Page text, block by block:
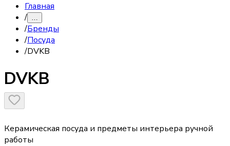
Главная
/ …
/Бренды
/Посуда
/DVKB
DVKB
Керамическая посуда и предметы интерьера ручной
работы